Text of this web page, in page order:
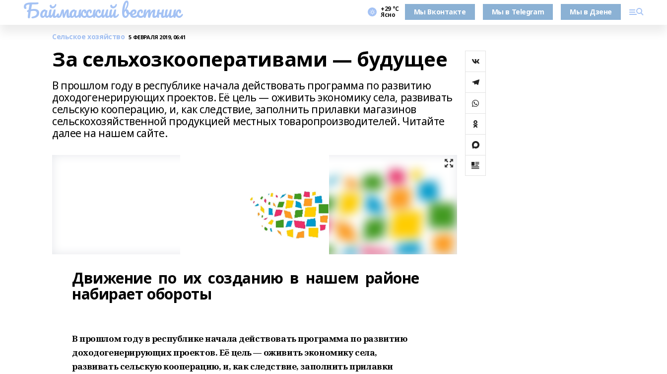
Баймакский вестник +29 °С
Ясно Мы Вконтакте Мы в Telegram Мы в Дзене
Сельское хозяйство 5 ФЕВРАЛЯ 2019, 06:41
За сельхозкооперативами — будущее
В прошлом году в республике начала действовать программа по развитию
доходогенерирующих проектов. Её цель — оживить экономику села, развивать
сельскую кооперацию, и, как следствие, заполнить прилавки магазинов
сельскохозяйственной продукцией местных товаропроизводителей. Читайте
далее на нашем сайте.
Движение по их созданию в нашем районе
набирает обороты
В прошлом году в республике начала действовать программа по развитию
доходогенерирующих проектов. Её цель — оживить экономику села,
развивать сельскую кооперацию, и, как следствие, заполнить прилавки